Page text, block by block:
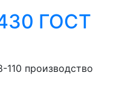
ГОСТ
производство